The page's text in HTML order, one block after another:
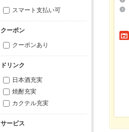
スマート支払い可
クーポン
クーポンあり
ドリンク
日本酒充実
焼酎充実
カクテル充実
サービス